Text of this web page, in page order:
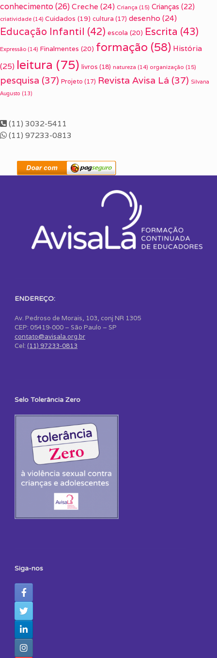
conhecimento(26) Creche (24) Criança (15) Crianças (22)
criatividade (14) Cuidados (19) cultura (17) desenho (24)
Educação Infantil (42) escola (20) Escrita (43)
Expressão (14) Finalmentes (20) formação (58) História
(25) leitura (75) livros (18) natureza (14) organização (15)
pesquisa (37) Projeto (17) Revista Avisa Lá (37) Silvana
Augusto (13)
(11) 3032-5411
(11) 97233-0813
ENDEREÇO:
Av. Pedroso de Morais, 103, conj NR 1305
CEP: 05419-000 – São Paulo – SP
contato@avisala.org.br
Cel: (11) 97233-0813
Selo Tolerância Zero
Siga-nos